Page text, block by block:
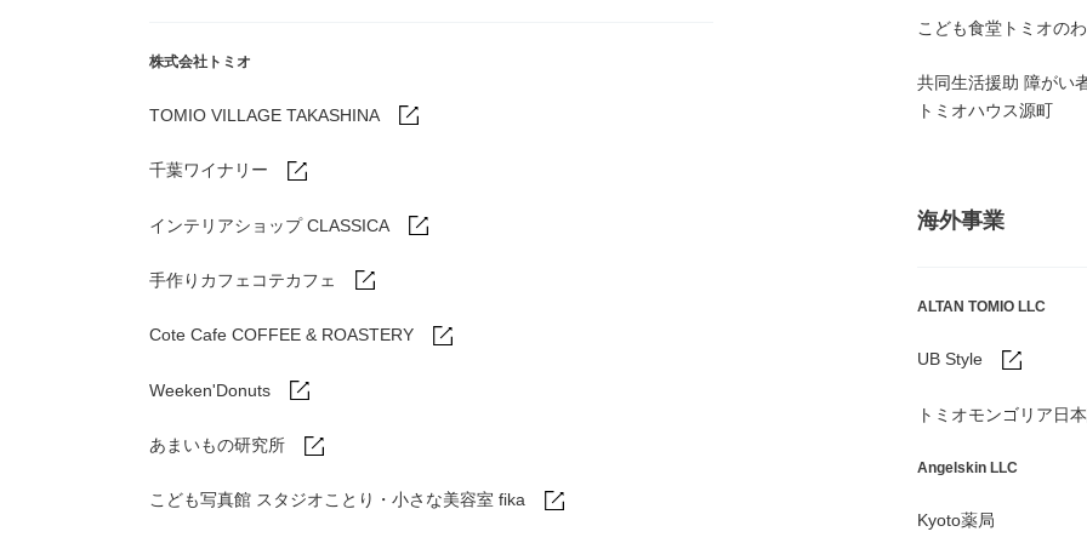
株式会社トミオ
TOMIO VILLAGE TAKASHINA
千葉ワイナリー
インテリアショップ CLASSICA
手作りカフェコテカフェ
Cote Cafe COFFEE & ROASTERY
Weeken'Donuts
あまいもの研究所
こども写真館 スタジオことり・小さな美容室 fika
こども食堂トミオのわ
共同生活援助 障がい
トミオハウス源町
海外事業
ALTAN TOMIO LLC
UB Style
トミオモンゴリア日
Angelskin LLC
Kyoto薬局